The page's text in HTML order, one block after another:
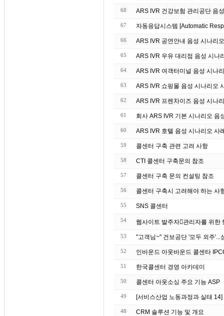
68 ARS IVR 건강보험 관리공단 음
67 자동응답시스템 [Automatic
66 ARS IVR 공연안내 음성 시나리
65 ARS IVR 우유 대리점 음성 시나
64 ARS IVR 여객터미널 음성 시나
63 ARS IVR 쇼핑몰 음성 시나리오
62 ARS IVR 프렌차이즈 음성 시나
61 회사 ARS IVR 기본 시나리오 음
60 ARS IVR 호텔 음성 시나리오 사
59 콜센터 구축 관련 고려 사항
58 CTI 콜센터 구축문의 참조
57 콜센터 구축 문의 컨설팅 참조
56 콜센터 구축시 고려해야 하는 사
55 SNS 콜센터
54
53
52 인바운드 아웃바운드 콜센타
51 한국콜센터 경영 아카데미
50 콜센터 아웃소싱 주요 기능 ASP
49 [서비스산업 노동과정과 실태
48 CRM 솔루션 기능 및 개요